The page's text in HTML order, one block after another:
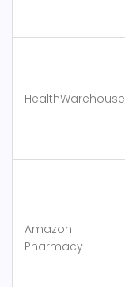
HealthWarehouse
Amazon
Pharmacy